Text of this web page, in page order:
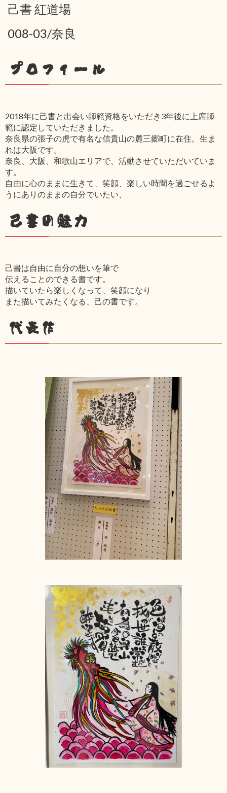
己書 紅道場
008-03/奈良
プロフィール
2018年に己書と出会い師範資格をいただき3年後に上席師
範に認定していただきました。
奈良県の張子の虎で有名な信貴山の麓三郷町に在住。生ま
れは大阪です。
奈良、大阪、和歌山エリアで、活動させていただいていま
す。
自由に心のままに生きて、笑顔、楽しい時間を過ごせるよ
うにありのままの自分でいたい、
己書の魅力
己書は自由に自分の想いを筆で
伝えることのできる書です。
描いていたら楽しくなって、笑顔になり
また描いてみたくなる、己の書です。
代表作